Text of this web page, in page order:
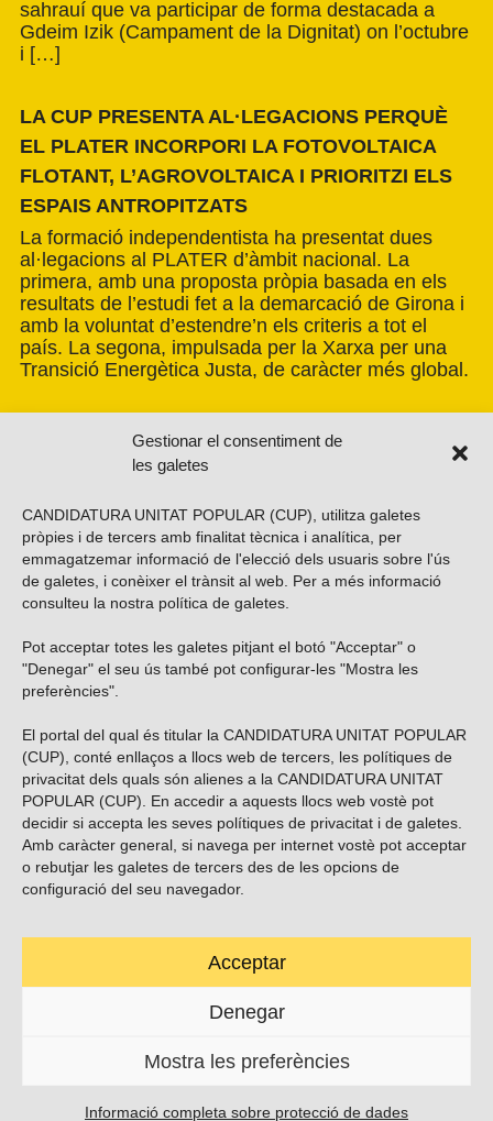
Gestionar el consentiment de
les galetes
CANDIDATURA UNITAT POPULAR (CUP), utilitza galetes
pròpies i de tercers amb finalitat tècnica i analítica, per
emmagatzemar informació de l'elecció dels usuaris sobre l'ús
de galetes, i conèixer el trànsit al web. Per a més informació
consulteu la nostra política de galetes
Pot acceptar totes les galetes pitjant el botó "Acceptar" o
"Denegar" el seu ús també pot configurar-les "Mostra les
preferències".
El portal del qual és titular la CANDIDATURA UNITAT POPULAR
(CUP), conté enllaços a llocs web de tercers, les polítiques de
privacitat dels quals són alienes a la CANDIDATURA UNITAT
POPULAR (CUP). En accedir a aquests llocs web vostè pot
decidir si accepta les seves polítiques de privacitat i de galetes.
Amb caràcter general, si navega per internet vostè pot acceptar
o rebutjar les galetes de tercers des de les opcions de
configuració del seu navegador.
Acceptar
Denegar
Mostra les preferències
Informació completa sobre protecció de dades
sahrauí que va participar de forma destacada a
Gdeim Izik (Campament de la Dignitat) on l’octubre
i […]
LA CUP PRESENTA AL·LEGACIONS PERQUÈ
EL PLATER INCORPORI LA FOTOVOLTAICA
FLOTANT, L’AGROVOLTAICA I PRIORITZI ELS
ESPAIS ANTROPITZATS
La formació independentista ha presentat dues
al·legacions al PLATER d’àmbit nacional. La
primera, amb una proposta pròpia basada en els
resultats de l’estudi fet a la demarcació de Girona i
amb la voluntat d’estendre’n els criteris a tot el
país. La segona, impulsada per la Xarxa per una
Transició Energètica Justa, de caràcter més global.
Vols subscriure’t al nostre butlletí?
ENVIAR
Troba’ns a les xarxes socials
Carrer Casp 180 (baixos), Barcelona.
contacte@cup.cat